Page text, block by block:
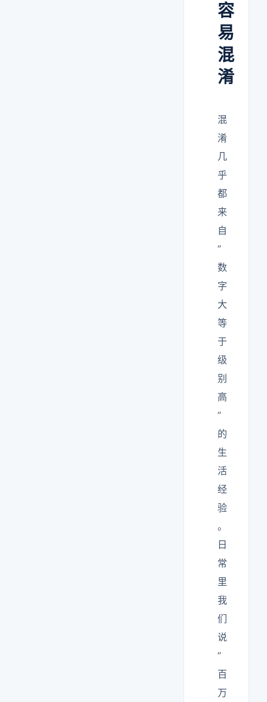
容
易
混
淆
混
淆
几
乎
都
来
自
”
数
字
大
等
于
级
别
高
”
的
生
活
经
验
。
日
常
里
我
们
说
”
百
万